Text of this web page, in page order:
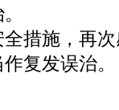
措施，再
复发误治。